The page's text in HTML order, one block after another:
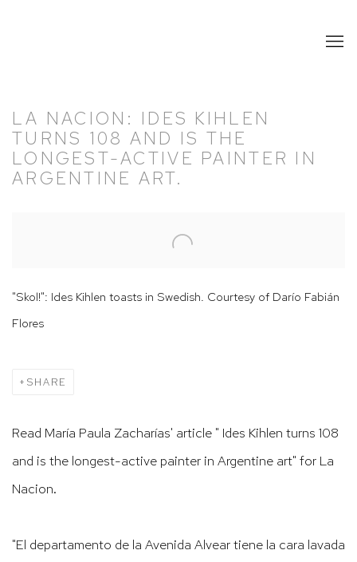
LA NACION: IDES KIHLEN
TURNS 108 AND IS THE
LONGEST-ACTIVE PAINTER IN
ARGENTINE ART.
"Skol!": Ides Kihlen toasts in Swedish. Courtesy of Darío Fabián
Flores
SHARE
Read María Paula Zacharías' article " Ides Kihlen turns 108
and is the longest-active painter in Argentine art" for La
Nacion.
"El departamento de la Avenida Alvear tiene la cara lavada